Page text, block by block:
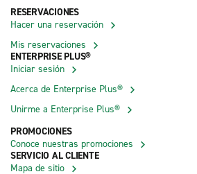
RESERVACIONES
Hacer una reservación
Mis reservaciones
ENTERPRISE PLUS®
Iniciar sesión
Acerca de Enterprise Plus®
Unirme a Enterprise Plus®
PROMOCIONES
Conoce nuestras promociones
SERVICIO AL CLIENTE
Mapa de sitio